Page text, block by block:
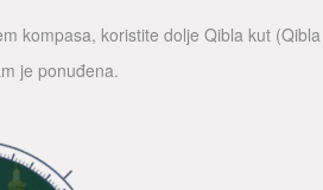
kompasa, koristite dolje Qibla kut
je ponuđena.